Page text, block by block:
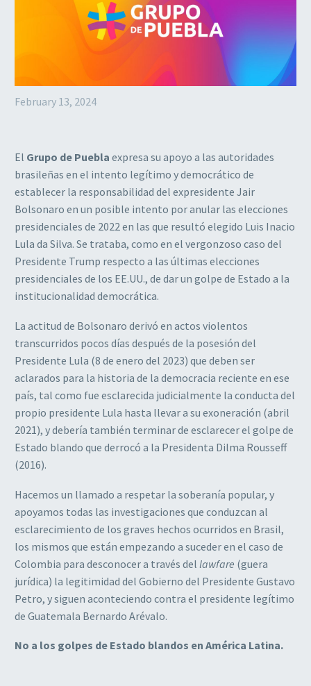
February 13, 2024
El Grupo de Puebla expresa su apoyo a las autoridades
brasileñas en el intento legítimo y democrático de
establecer la responsabilidad del expresidente Jair
Bolsonaro en un posible intento por anular las elecciones
presidenciales de 2022 en las que resultó elegido Luis Inacio
Lula da Silva. Se trataba, como en el vergonzoso caso del
Presidente Trump respecto a las últimas elecciones
presidenciales de los EE.UU., de dar un golpe de Estado a la
institucionalidad democrática.
La actitud de Bolsonaro derivó en actos violentos
transcurridos pocos días después de la posesión del
Presidente Lula (8 de enero del 2023) que deben ser
aclarados para la historia de la democracia reciente en ese
país, tal como fue esclarecida judicialmente la conducta del
propio presidente Lula hasta llevar a su exoneración (abril
2021), y debería también terminar de esclarecer el golpe de
Estado blando que derrocó a la Presidenta Dilma Rousseff
(2016).
Hacemos un llamado a respetar la soberanía popular, y
apoyamos todas las investigaciones que conduzcan al
esclarecimiento de los graves hechos ocurridos en Brasil,
los mismos que están empezando a suceder en el caso de
Colombia para desconocer a través del lawfare (guera
jurídica) la legitimidad del Gobierno del Presidente Gustavo
Petro, y siguen aconteciendo contra el presidente legítimo
de Guatemala Bernardo Arévalo.
No a los golpes de Estado blandos en América Latina.